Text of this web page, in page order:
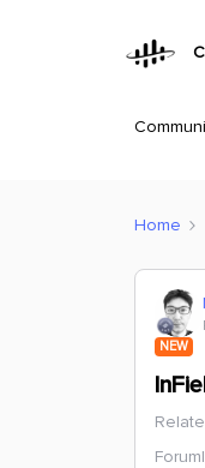
Home
NEW